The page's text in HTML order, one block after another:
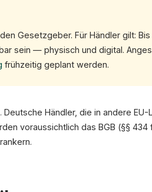
Gesetzgeber. Für Händler gilt: Bis
sein — physisch und digital.
frühzeitig geplant werden.
Händler, die in andere
voraussichtlich das BGB (§§ 434